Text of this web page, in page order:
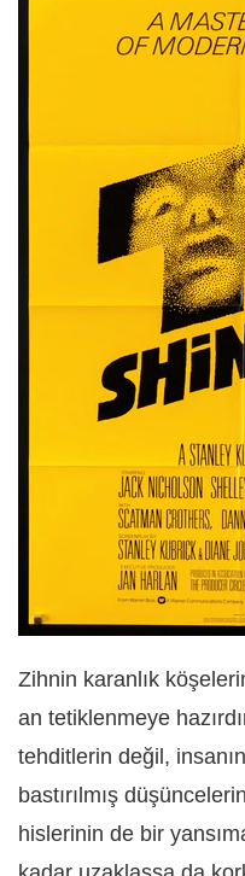
Zihnin karanlık
an tetiklenmeye
tehditlerin değil,
bastırılmış
hislerinin de bir